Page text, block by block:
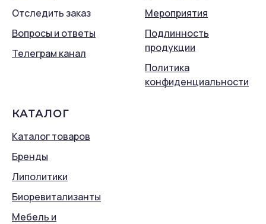
Отследить заказ
Вопросы и ответы
Телеграм канал
Мероприятия
Подлинность
продукции
Политика
конфиденциальности
КАТАЛОГ
Каталог товаров
Бренды
Липолитики
Биоревитализанты
Мебель и